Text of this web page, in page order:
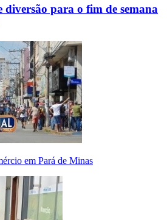
diversão para o fim de semana
em Pará de Minas